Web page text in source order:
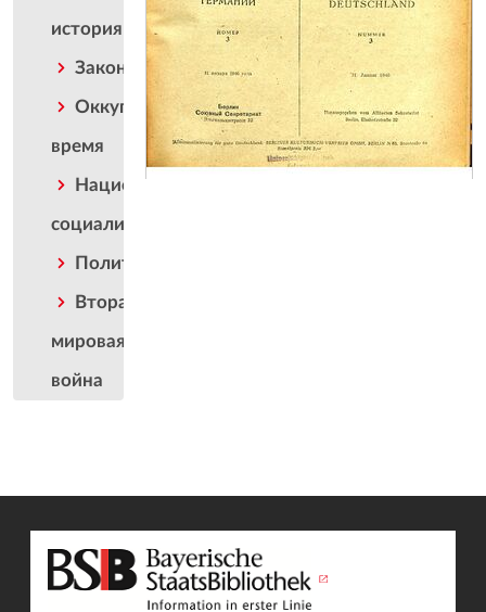
история
Закон
Оккупационное
время
Национал-
социализм
Политика
Вторая
мировая
война